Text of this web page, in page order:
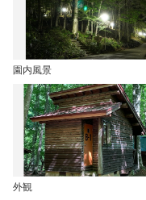
園内風景
外観